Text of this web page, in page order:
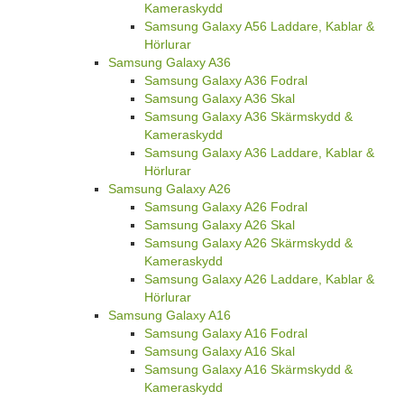
Kameraskydd
Samsung Galaxy A56 Laddare, Kablar &
Hörlurar
Samsung Galaxy A36
Samsung Galaxy A36 Fodral
Samsung Galaxy A36 Skal
Samsung Galaxy A36 Skärmskydd &
Kameraskydd
Samsung Galaxy A36 Laddare, Kablar &
Hörlurar
Samsung Galaxy A26
Samsung Galaxy A26 Fodral
Samsung Galaxy A26 Skal
Samsung Galaxy A26 Skärmskydd &
Kameraskydd
Samsung Galaxy A26 Laddare, Kablar &
Hörlurar
Samsung Galaxy A16
Samsung Galaxy A16 Fodral
Samsung Galaxy A16 Skal
Samsung Galaxy A16 Skärmskydd &
Kameraskydd